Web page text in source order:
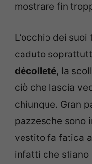
mostrare fin
L’occhio dei
caduto
décolleté, la
ciò che lascia
chiunque. Gran
pazzesche sono
vestito fa fatica
infatti che stiano